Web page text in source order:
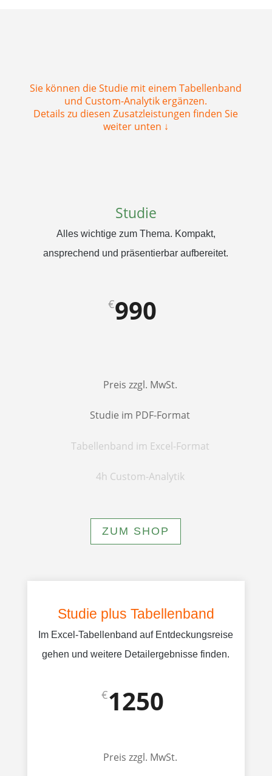
Sie können die Studie mit einem Tabellenband
und Custom-Analytik ergänzen.
Details zu diesen Zusatzleistungen finden Sie
weiter unten ↓
Studie
Alles wichtige zum Thema. Kompakt,
ansprechend und präsentierbar aufbereitet.
€990
Preis zzgl. MwSt.
Studie im PDF-Format
Tabellenband im Excel-Format
4h Custom-Analytik
ZUM SHOP
Studie plus Tabellenband
Im Excel-Tabellenband auf Entdeckungsreise
gehen und weitere Detailergebnisse finden.
€1250
Preis zzgl. MwSt.